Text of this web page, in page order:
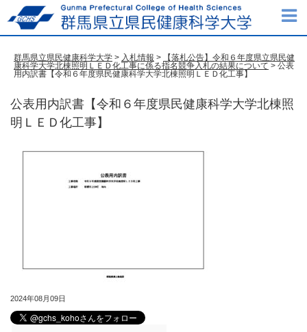
群馬県立県民健康科学大学 > 入札情報 >
【落札公告】令和６年度県立県民健
康科学大学北棟照明ＬＥＤ化工事に係る指名競争入札の結果について > 公表
用内訳書【令和６年度県民健康科学大学北棟照明ＬＥＤ化工事】
公表用内訳書【令和６年度県民健康科学大学北棟照
明ＬＥＤ化工事】
2024年08月09日